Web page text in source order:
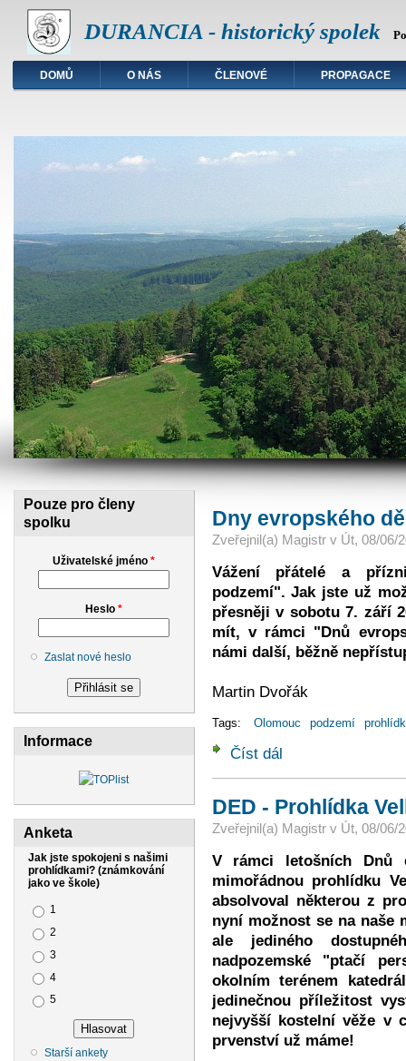
DURANCIA - historický spolek
DOMŮ O NÁS ČLENOVÉ PROPAGACE
Pouze pro členy
spolku
Uživatelské jméno*
Heslo*
Zaslat nové heslo
Informace
Anketa
Jak jste spokojeni s našimi
prohlídkami? (známkování
jako ve škole)
Možnosti výběru
1
2
3
4
5
Starší ankety
Dny evropského
Zveřejnil(a) Magistrv Út, 08/06/
Vážení přátelé a
podzemí". Jak jste už
přesněji v sobotu 7. září
mít, v rámci "Dnů
námi další, běžně
Martin Dvořák
Tags: Olomouc podzemí
Číst dál
DED - Prohlídka
Zveřejnil(a) Magistrv Út, 08/06/
V rámci letošních Dnů
mimořádnou prohlídku
absolvoval některou z
nyní možnost se na naše
ale jediného
nadpozemské "ptačí
okolním terénem
jedinečnou příležitost
nejvyšší kostelní věže v
prvenství už máme!